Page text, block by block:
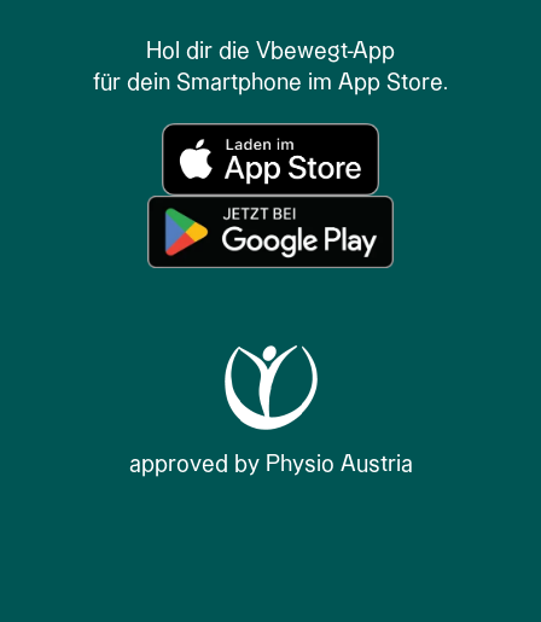
Hol dir die Vbewegt-App
für dein Smartphone im App Store.
approved by Physio Austria